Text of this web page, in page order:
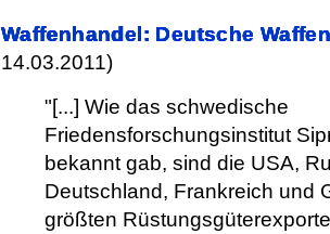
Waffenhandel: Deutsche
14.03.2011)
[...] Wie das schwedische
Friedensforschungsinstitut
bekannt gab, sind die USA,
Deutschland, Frankreich und
größten